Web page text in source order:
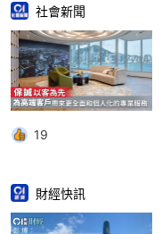
社會新聞
19
財經快訊